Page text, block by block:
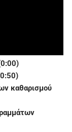
καθαρισμού